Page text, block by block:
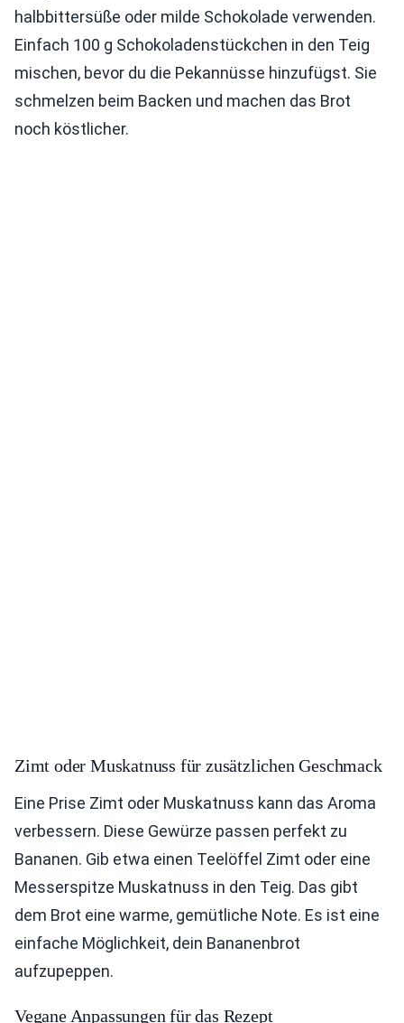
halbbittersüße oder milde Schokolade verwenden.
Einfach 100 g Schokoladenstückchen in den Teig
mischen, bevor du die Pekannüsse hinzufügst. Sie
schmelzen beim Backen und machen das Brot
noch köstlicher.
Zimt oder Muskatnuss für zusätzlichen Geschmack
Eine Prise Zimt oder Muskatnuss kann das Aroma
verbessern. Diese Gewürze passen perfekt zu
Bananen. Gib etwa einen Teelöffel Zimt oder eine
Messerspitze Muskatnuss in den Teig. Das gibt
dem Brot eine warme, gemütliche Note. Es ist eine
einfache Möglichkeit, dein Bananenbrot
aufzupeppen.
Vegane Anpassungen für das Rezept